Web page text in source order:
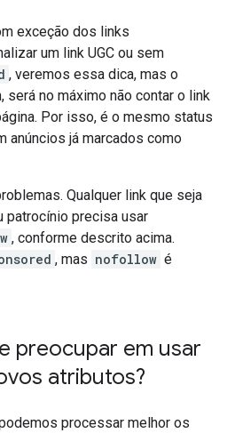
exceção dos links
um link UGC ou sem
, veremos essa dica, mas o
será no máximo não contar o link
Por isso, é o mesmo status
anúncios já marcados como
Qualquer link que seja
patrocínio precisa usar
, conforme descrito acima.
, mas nofollow é
preocupar em usar
atributos?
processar melhor os